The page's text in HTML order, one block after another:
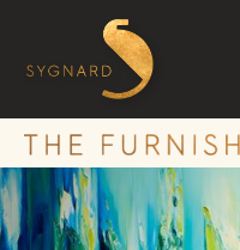
HOME
À PROPOS DE NOUS
FAMILLE